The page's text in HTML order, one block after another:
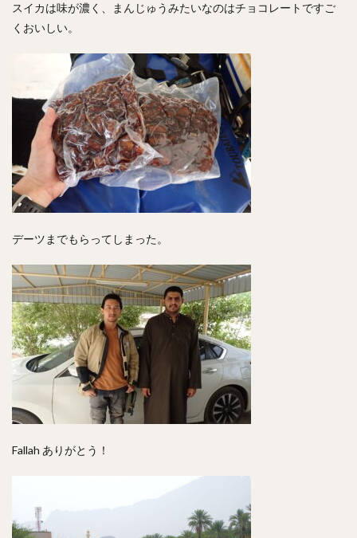
スイカは味が濃く、まんじゅうみたいなのはチョコレートですご
くおいしい。
デーツまでもらってしまった。
Fallah ありがとう！